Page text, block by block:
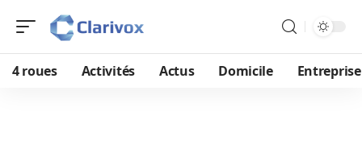
4 roues Activités Actus Domicile Entreprise